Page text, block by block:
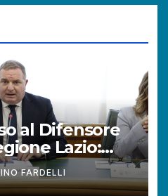
al Difensore
Lazio:
rispetto al
FARDELLI